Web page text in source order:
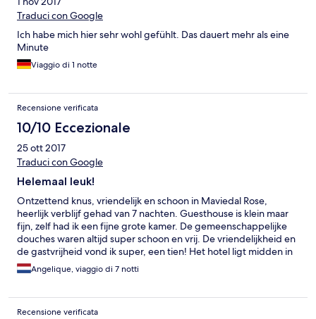
Traduci con Google
Ich habe mich hier sehr wohl gefühlt. Das dauert mehr als eine
Minute
Viaggio di 1 notte
Recensione verificata
10/10 Eccezionale
25 ott 2017
Traduci con Google
Helemaal leuk!
Ontzettend knus, vriendelijk en schoon in Maviedal Rose,
heerlijk verblijf gehad van 7 nachten. Guesthouse is klein maar
fijn, zelf had ik een fijne grote kamer. De gemeenschappelijke
douches waren altijd super schoon en vrij. De vriendelijkheid en
de gastvrijheid vond ik super, een tien! Het hotel ligt midden in
de prachtige oude stad, kijk voor je vanuit de bus daarheen
loopt even op de kaart en je ziet vrij makkelijk hoe te lopen. Ik
en leuke prijzen om te verblijven!
Angelique, viaggio di 7 notti
Recensione verificata